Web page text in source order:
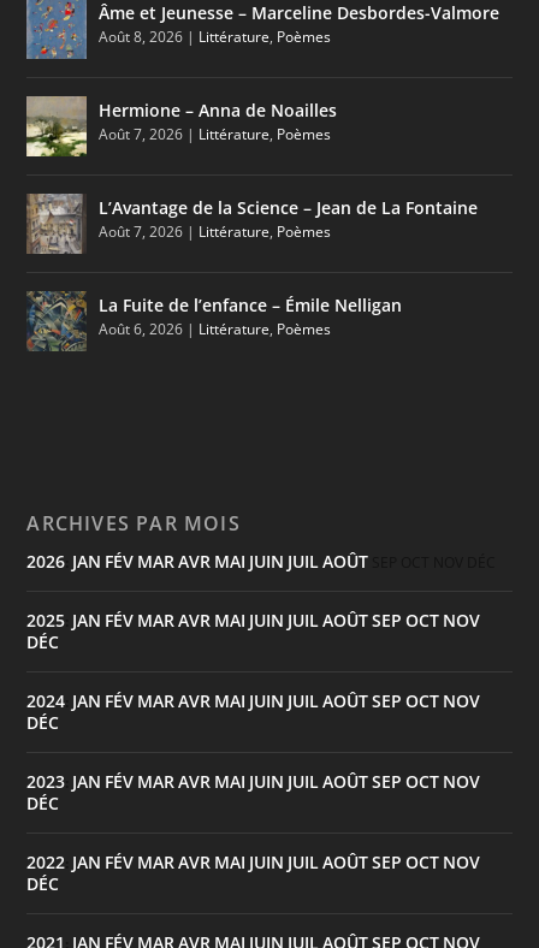
Âme et Jeunesse – Marceline Desbordes-Valmore
Août 8, 2026 | Littérature, Poèmes
Hermione – Anna de Noailles
Août 7, 2026 | Littérature, Poèmes
L’Avantage de la Science – Jean de La Fontaine
Août 7, 2026 | Littérature, Poèmes
La Fuite de l’enfance – Émile Nelligan
Août 6, 2026 | Littérature, Poèmes
ARCHIVES PAR MOIS
2026 JAN FÉV MARAVR MAI JUIN JUILAOÛT
2025 JAN FÉV MARAVR MAI JUIN JUILAOÛTSEP OCT NOV
DÉC
2024 JAN FÉV MARAVR MAI JUIN JUILAOÛTSEP OCT NOV
DÉC
2023 JAN FÉV MARAVR MAI JUIN JUILAOÛTSEP OCT NOV
DÉC
2022 JAN FÉV MARAVR MAI JUIN JUILAOÛTSEP OCT NOV
DÉC
2021 JAN FÉV MAR AVR MAI JUIN JUIL AOÛTSEP OCT NOV